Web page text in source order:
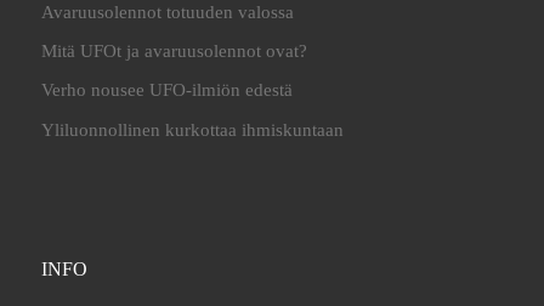
Avaruusolennot totuuden valossa
Mitä UFOt ja avaruusolennot ovat?
Verho nousee UFO-ilmiön edestä
Yliluonnollinen kurkottaa ihmiskuntaan
INFO